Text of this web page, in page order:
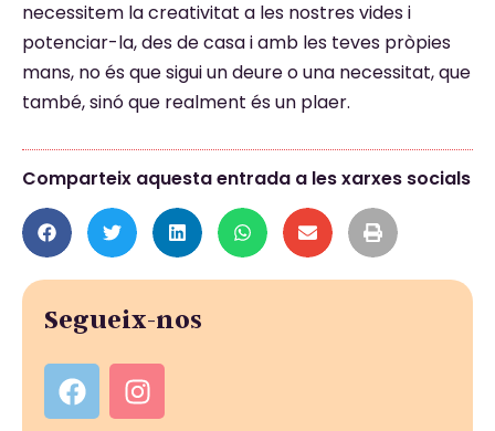
necessitem la creativitat a les nostres vides i
potenciar-la, des de casa i amb les teves pròpies
mans, no és que sigui un deure o una necessitat, que
també, sinó que realment és un plaer.
Comparteix aquesta entrada a les xarxes socials
Segueix-nos